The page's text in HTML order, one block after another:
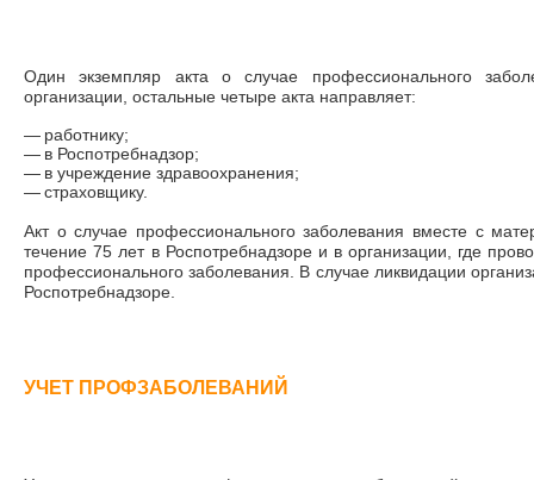
Один экземпляр акта о случае профессионального
организации, остальные четыре акта направляет:
— работнику;
— в Роспотребнадзор;
— в учреждение здравоохранения;
—страховщику.
Акт о случае профессионального заболевания вместе с
течение 75 лет в Роспотребнадзоре и в организации, где
профессионального заболевания. В случае ликвидации
Роспотребнадзоре.
УЧЕТ ПРОФЗАБОЛЕВАНИЙ